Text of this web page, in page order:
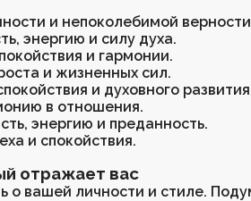
глаз
камень)
и непоколебимой
энергию и силу духа.
и гармонии.
и жизненных сил.
и духовного
в отношения.
энергию и преданность.
и спокойствия.
отражает вас
о вашей личности и стиле.